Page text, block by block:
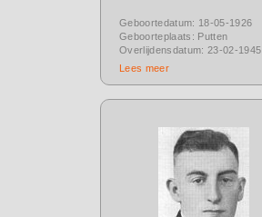
Geboortedatum: 18-05-1926
Geboorteplaats: Putten
Overlijdensdatum: 23-02-1945
Lees meer